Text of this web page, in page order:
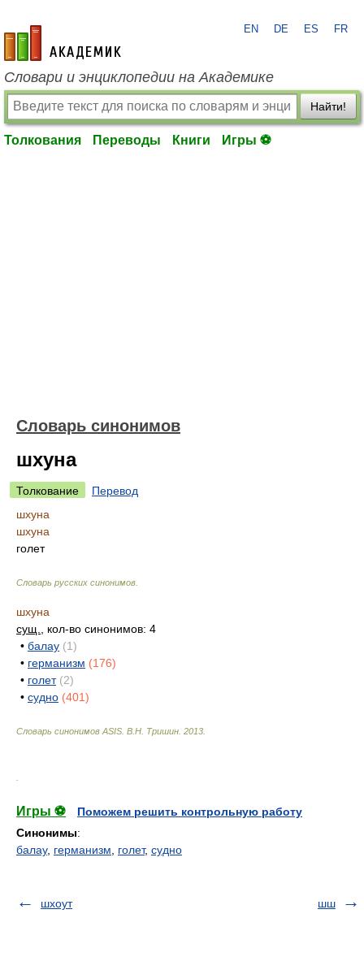
academic.ru
EN DE ES FR
Словари и энциклопедии на Академике
Найти!
Толкования Переводы Книги Игры ⚽
Словарь синонимов
шхуна
Толкование
Перевод
шхуна
шхуна
голет
Словарь русских синонимов
шхуна
сущ.
, кол-во синонимов: 4
• балау (1)
• германизм (176)
• голет (2)
• судно (401)
Словарь синонимов ASIS. В.Н. Тришин 2013
Игры ⚽
Поможем решить контрольную работу
Синонимы:
балау, германизм голет, судно
шхоут шш